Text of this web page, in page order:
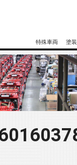
特殊車両 塗装